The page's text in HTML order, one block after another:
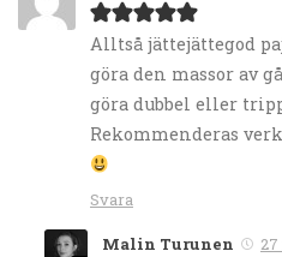
Alltså jättejättegod
göra den massor av
göra dubbel eller
Rekommenderas
Svara
Malin Turunen